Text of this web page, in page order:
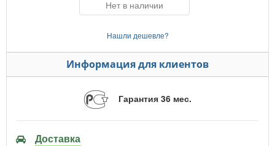
Нет в наличии
Нашли дешевле?
Информация для клиентов
Гарантия 36 мес.
Доставка